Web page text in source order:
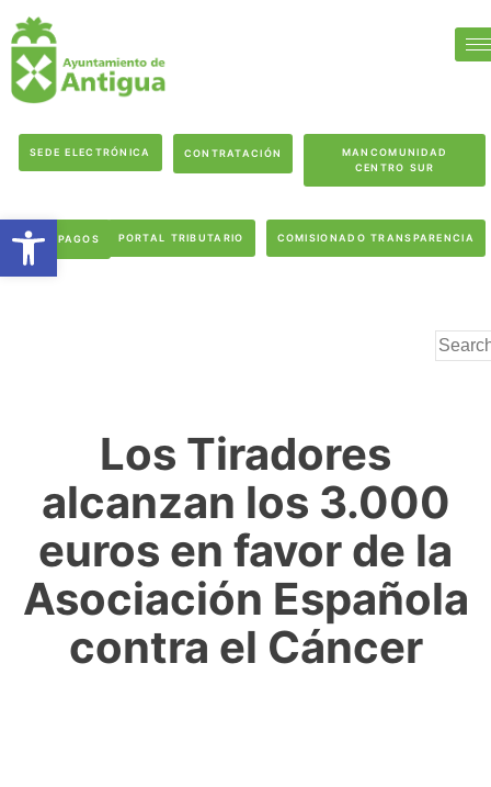
SEDE ELECTRÓNICA CONTRATACIÓN
MANCOMUNIDAD
CENTRO SUR
PAGOS PORTAL TRIBUTARIO COMISIONADO TRANSPARENCIA
Los Tiradores
alcanzan los 3.000
euros en favor de la
Asociación Española
contra el Cáncer
Abrir barra de herramientas